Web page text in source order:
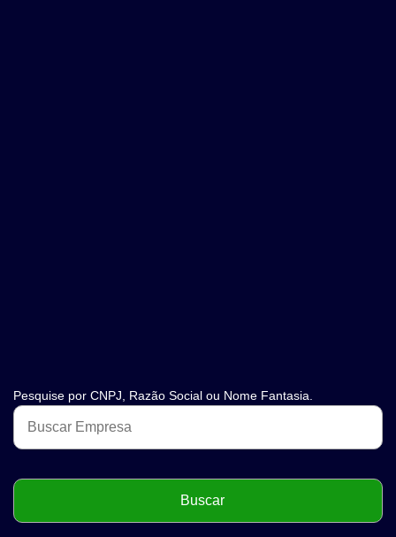
Pesquise por CNPJ, Razão Social ou Nome Fantasia.